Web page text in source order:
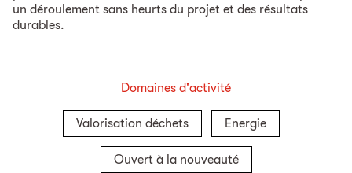
un déroulement sans heurts du projet et des résultats
durables.
Domaines d'activité
Valorisation déchets Energie
Ouvert à la nouveauté